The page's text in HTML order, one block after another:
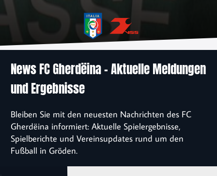
News
Verein
Sponsoren
Einschreibung
News FC Gherdëina – Aktuelle Meldungen
und Ergebnisse
Bleiben Sie mit den neuesten Nachrichten des FC
Gherdëina informiert: Aktuelle Spielergebnisse,
Spielberichte und Vereinsupdates rund um den
Fußball in Gröden.